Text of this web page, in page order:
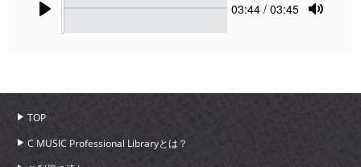
Current
03:44 / 03:45
TOP
C MUSIC Professional Libraryとは？